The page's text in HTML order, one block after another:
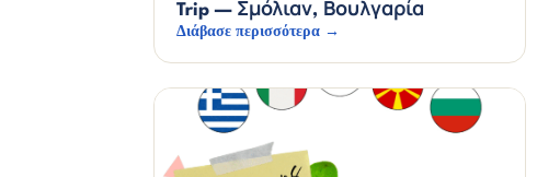
Trip — Σμόλιαν, Βουλγαρία
Διάβασε περισσότερα →